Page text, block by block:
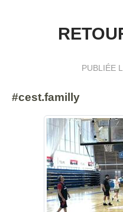
PUBLIÉE
#cest.familly